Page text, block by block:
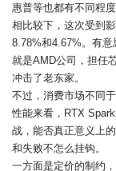
惠普等也都有不同程度
相比较下，这次受到
8.78%和4.67%。有
就是AMD公司，担任
冲击了老东家。
不过，消费市场不同
性能来看，RTX
战，能否真正意义上
和失败不怎么挂钩。
一方面是定价的制约